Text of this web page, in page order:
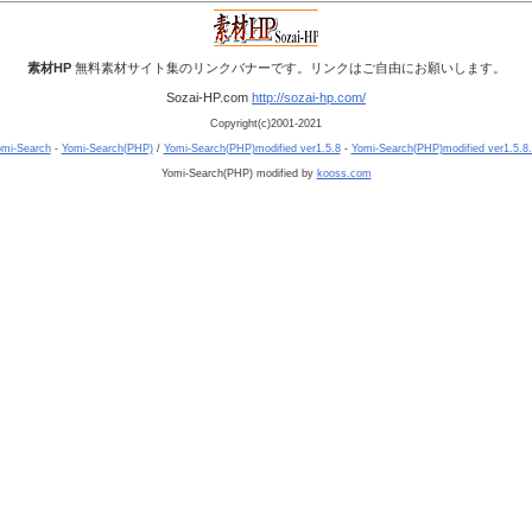
素材HP無料素材サイト集のリンクバナーです。リンクはご自由にお願いします。
Sozai-HP.com http://sozai-hp.com/
Copyright(c)2001-2021
Search- Yomi-Search(PHP)/ Yomi-Search(PHP)modified ver1.5.8- Yomi-Search(PHP)modified
Yomi-Search(PHP) modified by kooss.com